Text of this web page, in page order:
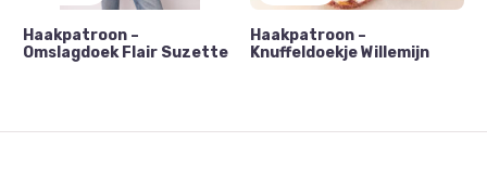
Haakpatroon –
Omslagdoek Flair Suzette
Haakpatroon –
Knuffeldoekje Willemijn